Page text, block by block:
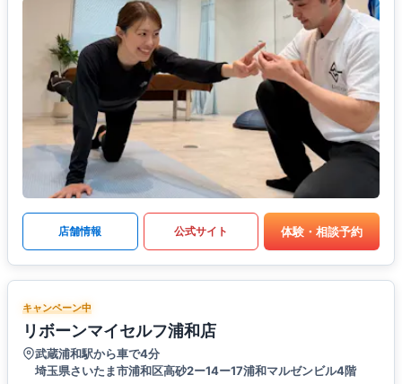
店舗情報 公式サイト 体験・相談予約
キャンペーン中
リボーンマイセルフ浦和店
武蔵浦和駅から車で4分
埼玉県さいたま市浦和区高砂2ー14ー17浦和マルゼンビル4階